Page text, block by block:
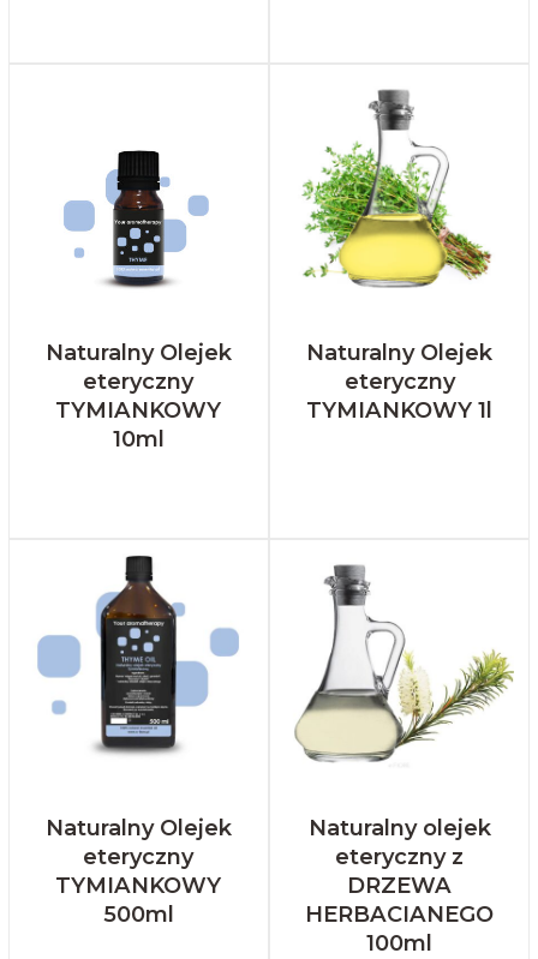
Naturalny Olejek
eteryczny
TYMIANKOWY
10ml
Naturalny Olejek
eteryczny
TYMIANKOWY 1l
Naturalny Olejek
eteryczny
TYMIANKOWY
500ml
Naturalny olejek
eteryczny z
DRZEWA
HERBACIANEGO
100ml